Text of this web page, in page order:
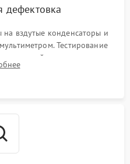
дефектовка
вздутые конденсаторы и
Тестирование
с помощью
сбойных секторов и